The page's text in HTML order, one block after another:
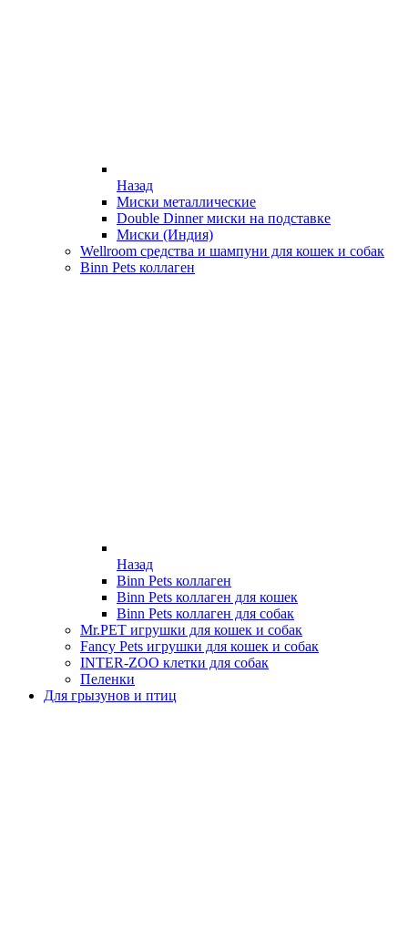
Назад
Миски металлические
Double Dinner миски на подставке
Миски (Индия)
Wellroom средства и шампуни для кошек и собак
Binn Pets коллаген
Назад
Binn Pets коллаген
Binn Pets коллаген для кошек
Binn Pets коллаген для собак
Mr.PET игрушки для кошек и собак
Fancy Pets игрушки для кошек и собак
INTER-ZOO клетки для собак
Пеленки
Для грызунов и птиц